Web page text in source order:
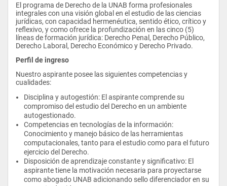
El programa de Derecho de la UNAB forma profesionales
integrales con una visión global en el estudio de las ciencias
jurídicas, con capacidad hermenéutica, sentido ético, crítico y
reflexivo, y como ofrece la profundización en las cinco (5)
líneas de formación jurídica: Derecho Penal, Derecho Público,
Derecho Laboral, Derecho Económico y Derecho Privado.
Perfil de ingreso
Nuestro aspirante posee las siguientes competencias y
cualidades:
Disciplina y autogestión: El aspirante comprende su
compromiso del estudio del Derecho en un ambiente
autogestionado.
Competencias en tecnologías de la información:
Conocimiento y manejo básico de las herramientas
computacionales, tanto para el estudio como para el futuro
ejercicio del Derecho.
Disposición de aprendizaje constante y significativo: El
aspirante tiene la motivación necesaria para proyectarse
como abogado UNAB adicionando sello diferenciador en su